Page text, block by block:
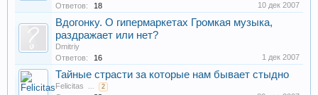
Ответов:
18 10 дек 2007
Вдогонку. О гипермаркетах Громкая музыка,
раздражает или нет?
Dmitriy
Ответов:
16 1 дек 2007
Тайные страсти за которые нам бывает стыдно
Felicitas ... 2